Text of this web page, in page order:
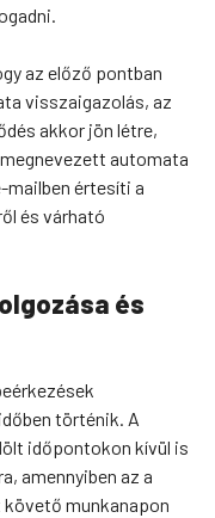
az előző pontban
visszaigazolás, az
akkor jön létre,
automata
mailben értesíti a
és várható
és
történik. A
időpontokon kívül is
amennyiben az a
munkanapon